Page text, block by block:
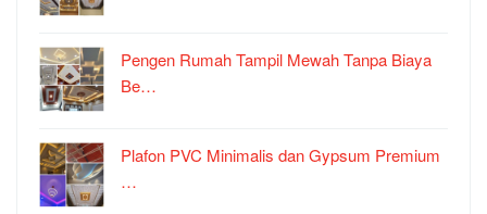
Pengen Rumah Tampil Mewah Tanpa Biaya
Be…
Plafon PVC Minimalis dan Gypsum Premium
…